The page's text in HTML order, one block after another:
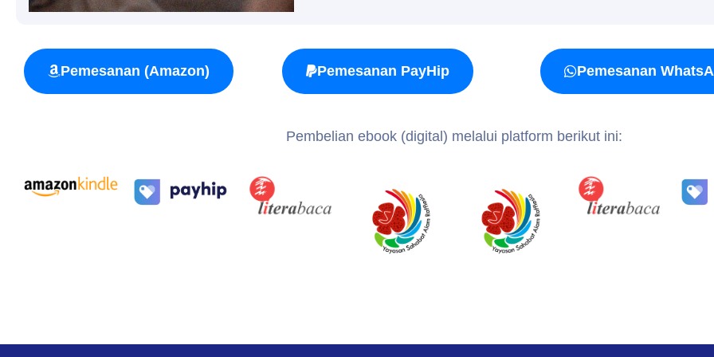
Pemesanan (Amazon) Pemesanan PayHip Pemesanan
Pembelian ebook (digital) melalui platform berikut ini: